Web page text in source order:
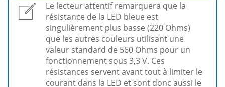
Le lecteur attentif remarquera que la
résistance de la LED bleue est
singulièrement plus basse (220 Ohms)
que les autres couleurs utilisant une
valeur standard de 560 Ohms pour un
fonctionnement sous 3,3 V. Ces
résistances servent avant tout à limiter le
courant dans la LED et sont donc aussi le